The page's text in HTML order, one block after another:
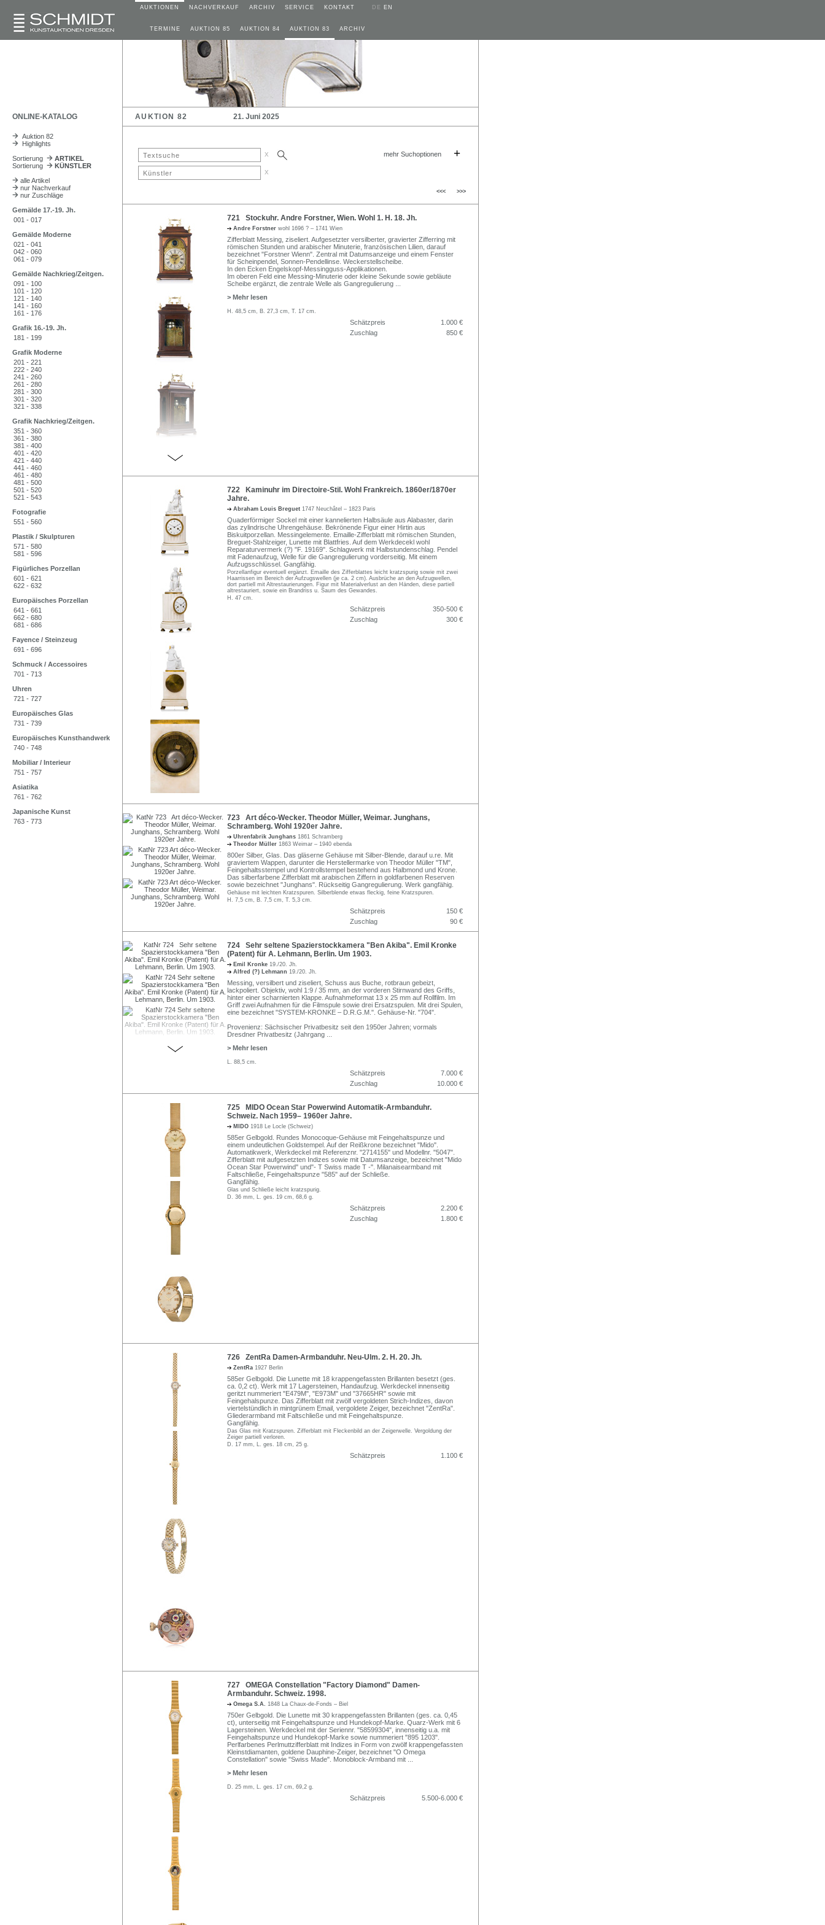
AUKTIONEN NACHVERKAUF ARCHIV SERVICE KONTAKT DE EN
TERMINE AUKTION 85 AUKTION 84 AUKTION 83 ARCHIV
ONLINE-KATALOG AUKTION 82 21. Juni 2025
Auktion 82
Highlights
Sortierung
ARTIKEL
Sortierung
KÜNSTLER
alle Artikel
nur Nachverkauf
nur Zuschläge
Gemälde 17.-19. Jh.
001 - 017
Gemälde Moderne
021 - 041
042 - 060
061 - 079
Gemälde Nachkrieg/Zeitgen.
091 - 100
101 - 120
121 - 140
141 - 160
161 - 176
Grafik 16.-19. Jh.
181 - 199
Grafik Moderne
201 - 221
222 - 240
241 - 260
261 - 280
281 - 300
301 - 320
321 - 338
Grafik Nachkrieg/Zeitgen.
351 - 360
361 - 380
381 - 400
401 - 420
421 - 440
441 - 460
461 - 480
481 - 500
501 - 520
521 - 543
Fotografie
551 - 560
Plastik / Skulpturen
571 - 580
581 - 596
Figürliches Porzellan
601 - 621
622 - 632
Europäisches Porzellan
641 - 661
662 - 680
681 - 686
Fayence / Steinzeug
691 - 696
Schmuck / Accessoires
701 - 713
Uhren
721 - 727
Europäisches Glas
731 - 739
Europäisches Kunsthandwerk
740 - 748
Mobiliar / Interieur
751 - 757
Asiatika
761 - 762
Japanische Kunst
763 - 773
x mehr Suchoptionen +
x
<<< >>>
721 Stockuhr. Andre Forstner, Wien. Wohl 1. H. 18. Jh.
Andre Forstner wohl 1696 ? – 1741 Wien
Zifferblatt Messing, ziseliert. Aufgesetzter versilberter, gravierter Zifferring mit
römischen Stunden und arabischer Minuterie, französischen Lilien, darauf
bezeichnet "Forstner Wienn". Zentral mit Datumsanzeige und einem Fenster
für Scheinpendel, Sonnen-Pendellinse. Weckerstellscheibe.
In den Ecken Engelskopf-Messingguss-Applikationen.
Im oberen Feld eine Messing-Minuterie oder kleine Sekunde sowie gebläute
Scheibe ergänzt, die zentrale Welle als Gangregulierung
> Mehr lesen
H. 48,5 cm, B. 27,3 cm, T. 17 cm.
Schätzpreis
1.000 €
Zuschlag
850 €
722 Kaminuhr im Directoire-Stil. Wohl Frankreich. 1860er/1870er
Jahre.
Abraham Louis Breguet 1747 Neuchâtel – 1823 Paris
Quaderförmiger Sockel mit einer kannelierten Halbsäule aus Alabaster, darin
das zylindrische Uhrengehäuse. Bekrönende Figur einer Hirtin aus
Biskuitporzellan. Messingelemente. Emaille-Zifferblatt mit römischen Stunden,
Breguet-Stahlzeiger, Lunette mit Blattfries. Auf dem Werkdecekl wohl
Reparaturvermerk (?) "F. 19169". Schlagwerk mit Halbstundenschlag. Pendel
mit Fadenaufzug, Welle für die Gangregulierung vorderseitig. Mit einem
Aufzugsschlüssel. Gangfähig.
Porzellanfigur eventuell ergänzt. Emaille des Zifferblattes leicht kratzspurig sowie mit zwei
Haarrissen im Bereich der Aufzugswellen (je ca. 2 cm). Ausbrüche an den Aufzugwellen,
dort partiell mit Altrestaurierungen. Figur mit Materialverlust an den Händen, diese partiell
altrestauriert, sowie ein Brandriss u. Saum des Gewandes.
H. 47 cm.
Schätzpreis
350-500 €
Zuschlag
300 €
723 Art déco-Wecker. Theodor Müller, Weimar. Junghans,
Schramberg. Wohl 1920er Jahre.
Uhrenfabrik Junghans 1861 Schramberg
Theodor Müller 1863 Weimar – 1940 ebenda
800er Silber, Glas. Das gläserne Gehäuse mit Silber-Blende, darauf u.re. Mit
graviertem Wappen, darunter die Herstellermarke von Theodor Müller "TM",
Feingehaltsstempel und Kontrollstempel bestehend aus Halbmond und Krone.
Das silberfarbene Zifferblatt mit arabischen Ziffern in goldfarbenen Reserven
sowie bezeichnet "Junghans". Rückseitig Gangregulierung. Werk gangfähig.
Gehäuse mit leichten Kratzspuren. Silberblende etwas fleckig, feine Kratzspuren.
H. 7,5 cm, B. 7,5 cm, T. 5,3 cm.
Schätzpreis
150 €
Zuschlag
90 €
724 Sehr seltene Spazierstockkamera "Ben Akiba". Emil Kronke
(Patent) für A. Lehmann, Berlin. Um 1903.
Emil Kronke 19./20. Jh.
Alfred (?) Lehmann 19./20. Jh.
Messing, versilbert und ziseliert, Schuss aus Buche, rotbraun gebeizt,
lackpoliert. Objektiv, wohl 1:9 / 35 mm, an der vorderen Stirnwand des Griffs,
hinter einer scharnierten Klappe. Aufnahmeformat 13 x 25 mm auf Rollfilm. Im
Griff zwei Aufnahmen für die Filmspule sowie drei Ersatzspulen. Mit drei Spulen,
eine bezeichnet "SYSTEM-KRONKE – D.R.G.M.". Gehäuse-Nr. "704".
Provenienz: Sächsischer Privatbesitz seit den 1950er Jahren; vormals
Dresdner Privatbesitz (Jahrgang
> Mehr lesen
L. 88,5 cm.
Schätzpreis
7.000 €
Zuschlag
10.000 €
725 MIDO Ocean Star Powerwind Automatik-Armbanduhr.
Schweiz. Nach 1959– 1960er Jahre.
MIDO 1918 Le Locle (Schweiz)
585er Gelbgold. Rundes Monocoque-Gehäuse mit Feingehaltspunze und
einem undeutlichen Goldstempel. Auf der Reißkrone bezeichnet "Mido".
Automatikwerk, Werkdeckel mit Referenznr. "2714155" und Modellnr. "5047".
Zifferblatt mit aufgesetzten Indizes sowie mit Datumsanzeige, bezeichnet "Mido
Ocean Star Powerwind" und"- T Swiss made T -". Milanaisearmband mit
Faltschließe, Feingehaltspunze "585" auf der Schließe.
Gangfähig.
Glas und Schließe leicht kratzspurig.
D. 36 mm, L. ges. 19 cm, 68,6 g.
Schätzpreis
2.200 €
Zuschlag
1.800 €
726 ZentRa Damen-Armbanduhr. Neu-Ulm. 2. H. 20. Jh.
ZentRa 1927 Berlin
585er Gelbgold. Die Lunette mit 18 krappengefassten Brillanten besetzt (ges.
ca. 0,2 ct). Werk mit 17 Lagersteinen, Handaufzug. Werkdeckel innenseitig
geritzt nummeriert "E479M", "E973M" und "37665HR" sowie mit
Feingehalspunze. Das Zifferblatt mit zwölf vergoldeten Strich-Indizes, davon
viertelstündlich in mintgrünem Email, vergoldete Zeiger, bezeichnet "ZentRa".
Gliederarmband mit Faltschließe und mit Feingehaltspunze.
Gangfähig.
Das Glas mit Kratzspuren. Zifferblatt mit Fleckenbild an der Zeigerwelle. Vergoldung der
Zeiger partiell verloren.
D. 17 mm, L. ges. 18 cm, 25 g.
Schätzpreis 1.100 €
727 OMEGA Constellation "Factory Diamond" Damen-
Armbanduhr. Schweiz. 1998.
Omega S.A. 1848 La Chaux-de-Fonds – Biel
750er Gelbgold. Die Lunette mit 30 krappengefassten Brillanten (ges. ca. 0,45
ct), unterseitig mit Feingehaltspunze und Hundekopf-Marke. Quarz-Werk mit 6
Lagersteinen. Werkdeckel mit der Seriennr. "58599304", innenseitig u.a. mit
Feingehaltspunze und Hundekopf-Marke sowie nummeriert "895 1203".
Perlfarbenes Perlmuttzifferblatt mit Indizes in Form von zwölf krappengefassten
Kleinstdiamanten, goldene Dauphine-Zeiger, bezeichnet "O Omega
Constellation" sowie "Swiss Made". Monoblock-Armband mit
> Mehr lesen
D. 25 mm, L. ges. 17 cm, 69,2 g.
Schätzpreis 5.500-6.000 €